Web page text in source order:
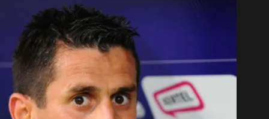
Clubs
Classement
Paris sportifs